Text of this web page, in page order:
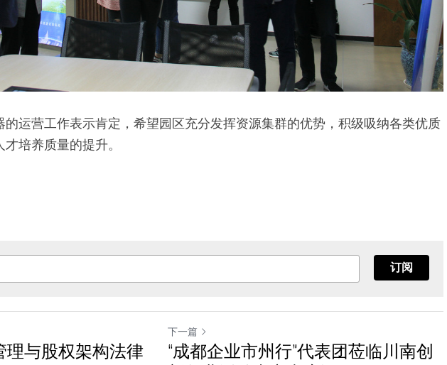
运营工作表示肯定，希望园区充分发挥资源集群的优势，积级吸纳各类优质
培养质量的提升。
订阅
与股权架构法律
下一篇
“成都企业市州行”代表团莅临川南创